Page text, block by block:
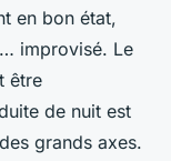
en bon état,
improvisé. Le
être
de nuit est
grands axes.